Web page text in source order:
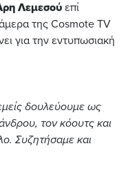
Λεμεσού επί
της Cosmote TV
για την εντυπωσιακή
δουλεύουμε ως
τον κόουτς και
Συζητήσαμε και